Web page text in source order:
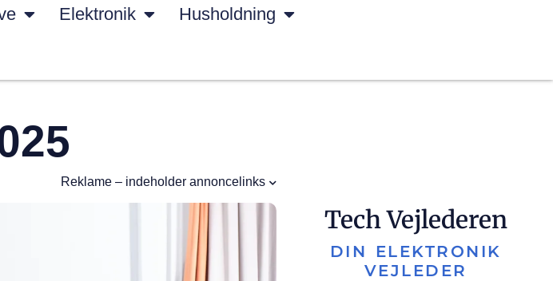
Elektronik Husholdning
Reklame – indeholder annoncelinks
Tech Vejlederen
DIN ELEKTRONIK
VEJLEDER